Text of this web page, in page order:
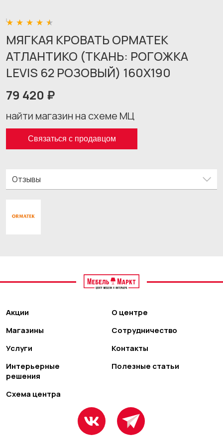
МЯГКАЯ КРОВАТЬ ОРМАТЕК
АТЛАНТИКО (ТКАНЬ: РОГОЖКА
LEVIS 62 РОЗОВЫЙ) 160X190
79 420 ₽
найти магазин на схеме МЦ
Связаться с продавцом
Отзывы
Акции
Магазины
Услуги
Интерьерные
решения
Схема центра
О центре
Сотрудничество
Контакты
Полезные статьи